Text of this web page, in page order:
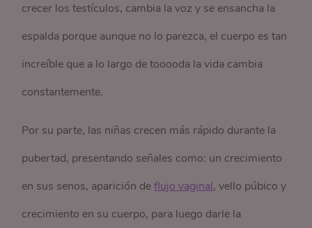
crecer los testículos, cambia la voz y se ensancha la
espalda porque aunque no lo parezca, el cuerpo es tan
increíble que a lo largo de tooooda la vida cambia
constantemente.
Por su parte, las niñas crecen más rápido durante la
pubertad, presentando señales como: un crecimiento
en sus senos, aparición deflujo vaginal, vello púbico y
crecimiento en su cuerpo, para luego darle la